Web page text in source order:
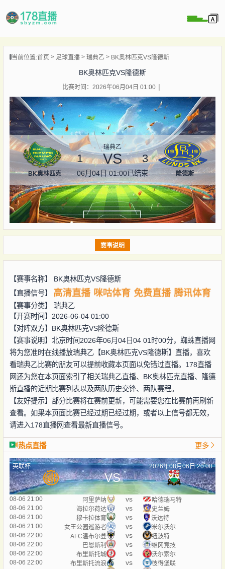
当前位置:首页 足球直播 瑞典乙 BK奥林匹克VS隆德斯
BK奥林匹克VS隆德斯
比赛时间：2026年06月04日 01:00
BK奥林匹克
瑞典乙
1 VS 3
06月04日 01:00已结束 隆德斯
赛事说明
【赛事名称】 BK奥林匹克VS隆德斯
【直播信号】
高清直播 咪咕体育 免费直播 腾讯体育
【赛事分类】 瑞典乙
【开赛时间】2026-06-04 01:00
【对阵双方】 BK奥林匹克VS隆德斯
【赛事说明】北京时间2026年06月04日04 01时00分，蜘蛛直播网
将为您准时在线播放瑞典乙【BK奥林匹克VS隆德斯】直播，喜欢
看瑞典乙比赛的朋友可以提前收藏本页面以免错过直播。178直播
网还为您在本页面索引了相关瑞典乙直播、BK奥林匹克直播、隆德
斯直播的近期比赛列表以及两队历史交锋、两队赛程。
【友好提示】部分比赛将在赛前更新，可能需要您在比赛前再刷新
查看。如果本页面比赛已经过期已经过期，或者以上信号都无效，
请进入178直播网查看最新直播信号。
热点直播 更多
英联杯 2026年08月06日 20:00
VS
08-06 21:00 阿里萨纳 vs
哈德瑞马特
08-06 21:00
海拉尔荷达 vs
史兰姆
08-06 21:00
穆卡拉体育 vs
沃达特
08-06 21:00
女王公园巡游者 vs
米尔沃尔
08-06 22:00
AFC温布尔登 vs
纽波特
08-06 22:00
巴恩斯利 vs
维冈竞技
08-06 22:00
布里斯托城 vs
沃尔索尔
08-06 22:00
布里斯托流浪 vs
彼得堡联